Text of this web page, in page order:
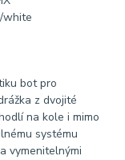
bot pro
z dvojité
na kole i mimo
systému
vymenitelnými